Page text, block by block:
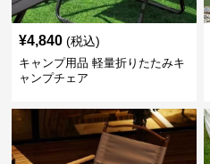
¥4,840 (税込)
キャンプ用品 軽量折りたたみキ
ャンプチェア